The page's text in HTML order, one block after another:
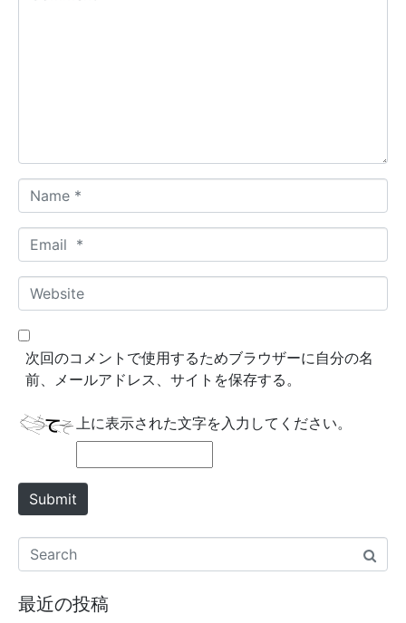
a
m
*
m
a
*
W
e
b
e
次回のコメントで使用するためブラウザーに自分の名
前、メールアドレス、サイトを保存する。
上に表示された文字を入力してください。
Submit
最近の投稿